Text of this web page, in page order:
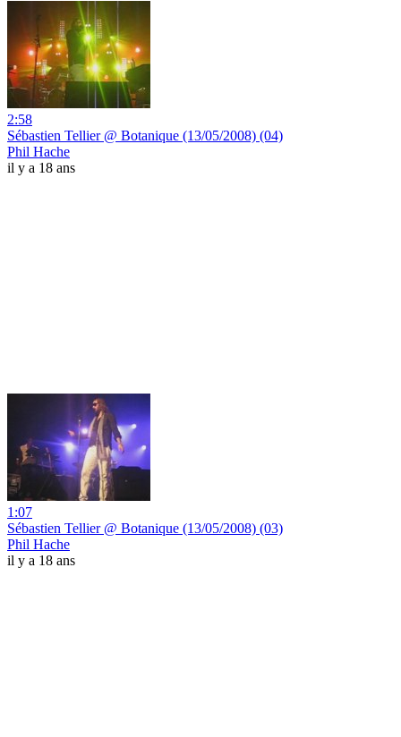
2:58
Sébastien Tellier @ Botanique (13/05/2008) (04)
Phil Hache
il y a 18 ans
1:07
Sébastien Tellier @ Botanique (13/05/2008) (03)
Phil Hache
il y a 18 ans